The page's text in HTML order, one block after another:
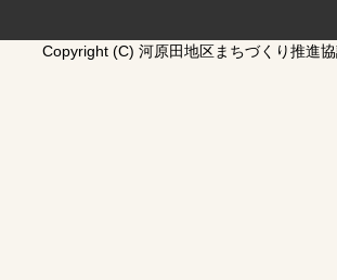
Copyright (C) 河原田地区まちづくり推進